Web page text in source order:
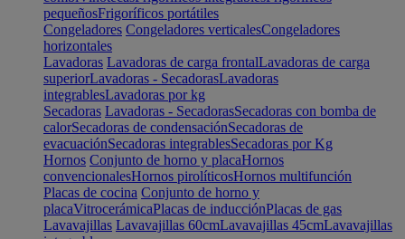
pequeñosFrigoríficos portátiles
Congeladores Congeladores verticalesCongeladores
horizontales
Lavadoras Lavadoras de carga frontalLavadoras de carga
superiorLavadoras - SecadorasLavadoras
integrablesLavadoras por kg
Secadoras Lavadoras - SecadorasSecadoras con bomba de
calorSecadoras de condensaciónSecadoras de
evacuaciónSecadoras integrablesSecadoras por Kg
Hornos Conjunto de horno y placaHornos
convencionalesHornos pirolíticosHornos multifunción
Placas de cocina Conjunto de horno y
placaVitrocerámicaPlacas de inducciónPlacas de gas
Lavavajillas Lavavajillas 60cmLavavajillas 45cmLavavajillas